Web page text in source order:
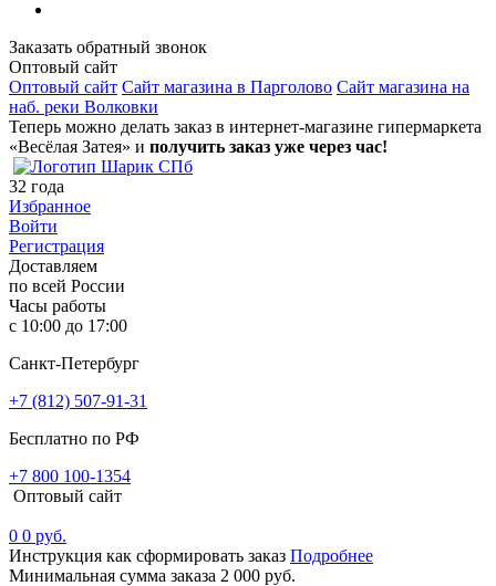
Заказать обратный звонок
Оптовый сайт
Оптовый сайт Сайт магазина в Парголово Сайт магазина на
наб. реки Волковки
Теперь можно делать заказ в интернет-магазине гипермаркета
«Весёлая Затея» и получить заказ уже через час!
32 года
Избранное
Войти
Регистрация
Доставляем
по всей России
Часы работы
с 10:00 до 17:00
Санкт-Петербург
+7 (812) 507-91-31
Бесплатно по РФ
+7 800 100-1354
Оптовый сайт
0 0 руб.
Инструкция как сформировать заказ Подробнее
Минимальная сумма заказа 2 000 руб.